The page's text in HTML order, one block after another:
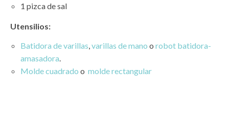
1 pizca de sal
Utensilios:
Batidora de varillas varillas de mano o robot batidora-
amasadora
Molde cuadrado o molde rectangular